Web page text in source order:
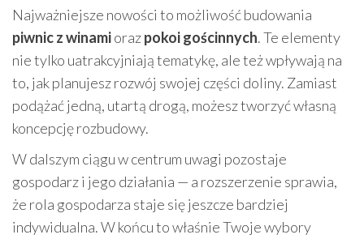
Najważniejsze nowości to możliwość budowania
piwnic z winamiorazpokoi gościnnych. Te elementy
nie tylko uatrakcyjniają tematykę, ale też wpływają na
to, jak planujesz rozwój swojej części doliny. Zamiast
podążać jedną, utartą drogą, możesz tworzyć własną
koncepcję rozbudowy.
W dalszym ciągu w centrum uwagi pozostaje
gospodarz i jego działania — a rozszerzenie sprawia,
że rola gospodarza staje się jeszcze bardziej
indywidualna. W końcu to właśnie Twoje wybory